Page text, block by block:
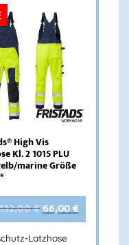
High Vis
Kl. 2 1015 PLU
marine Größe
€66,00€
Latzhose